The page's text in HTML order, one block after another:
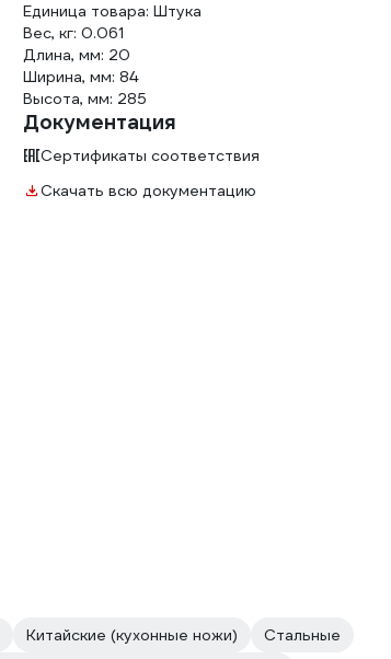
Единица товара: Штука
Вес, кг: 0.061
Длина, мм: 20
Ширина, мм: 84
Высота, мм: 285
Документация
Сертификаты соответствия
Скачать всю документацию
Китайские (кухонные ножи)
Стальные